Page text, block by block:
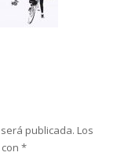
publicada. Los
*